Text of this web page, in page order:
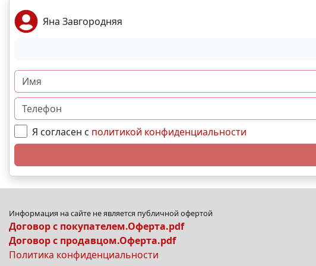
Яна Завгородняя
Я согласен с политикой конфиденциальности
Информация на сайте не является публичной офертой
Договор с покупателем.Оферта.pdf
Договор с продавцом.Оферта.pdf
Политика конфиденциальности